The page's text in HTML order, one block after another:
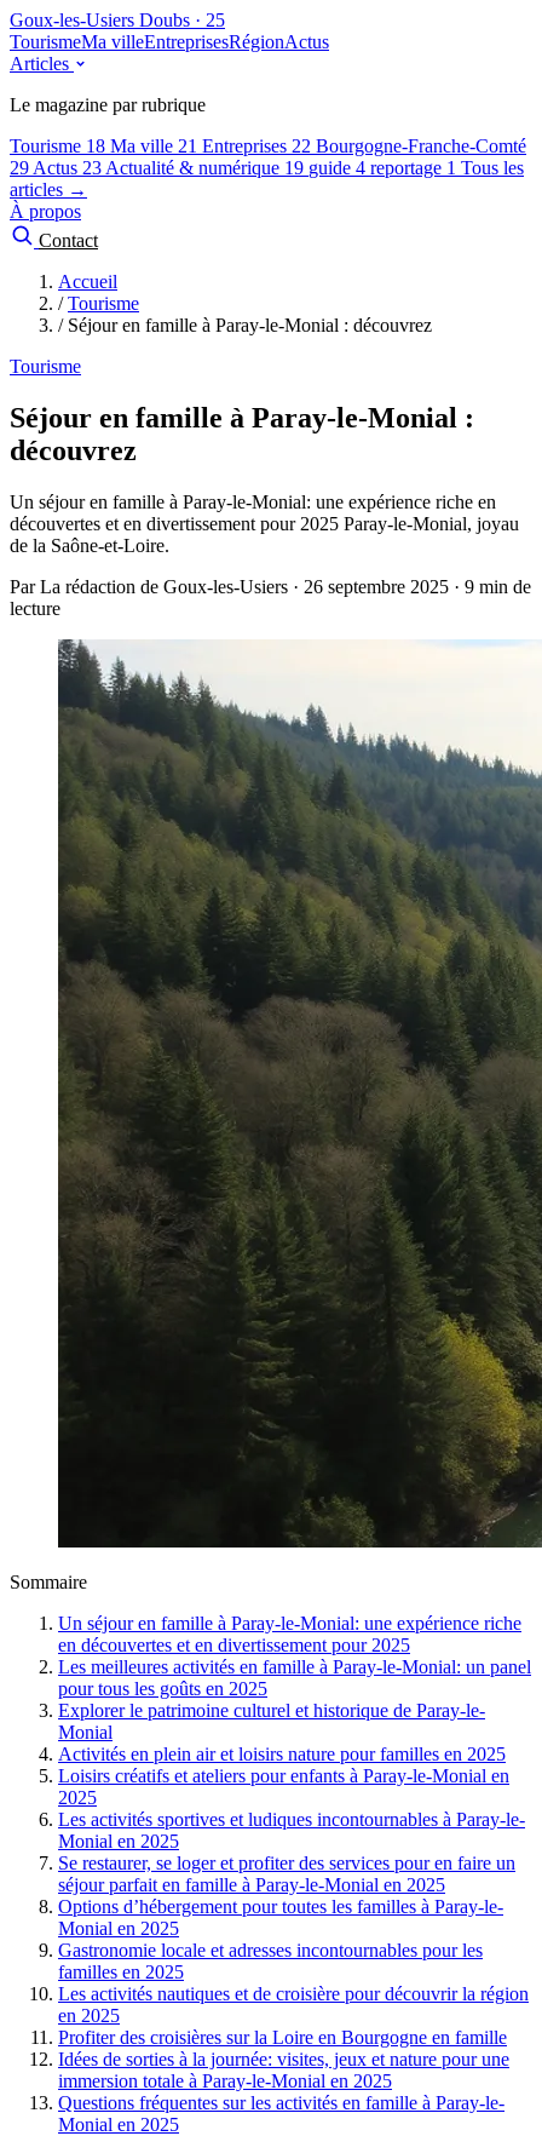
Goux-les-Usiers Doubs · 25
TourismeMa villeEntreprisesRégionActus
Articles
Le magazine par rubrique
Tourisme 18 Ma ville 21 Entreprises 22 Bourgogne-Franche-Comté
29 Actus 23 Actualité & numérique 19 guide 4 reportage 1 Tous les
articles →
À propos
Contact
Accueil
/ Tourisme
/ Séjour en famille à Paray-le-Monial : découvrez
Tourisme
Séjour en famille à Paray-le-Monial :
découvrez
Un séjour en famille à Paray-le-Monial: une expérience riche en
découvertes et en divertissement pour 2025 Paray-le-Monial, joyau
de la Saône-et-Loire.
Par La rédaction de Goux-les-Usiers · 26 septembre 2025 · 9 min de
lecture
Sommaire
Un séjour en famille à Paray-le-Monial: une expérience riche
en découvertes et en divertissement pour 2025
Les meilleures activités en famille à Paray-le-Monial: un panel
pour tous les goûts en 2025
Explorer le patrimoine culturel et historique de Paray-le-
Monial
Activités en plein air et loisirs nature pour familles en 2025
Loisirs créatifs et ateliers pour enfants à Paray-le-Monial en
2025
Les activités sportives et ludiques incontournables à Paray-le-
Monial en 2025
Se restaurer, se loger et profiter des services pour en faire un
séjour parfait en famille à Paray-le-Monial en 2025
Options d’hébergement pour toutes les familles à Paray-le-
Monial en 2025
Gastronomie locale et adresses incontournables pour les
familles en 2025
Les activités nautiques et de croisière pour découvrir la région
en 2025
Profiter des croisières sur la Loire en Bourgogne en famille
Idées de sorties à la journée: visites, jeux et nature pour une
immersion totale à Paray-le-Monial en 2025
Questions fréquentes sur les activités en famille à Paray-le-
Monial en 2025